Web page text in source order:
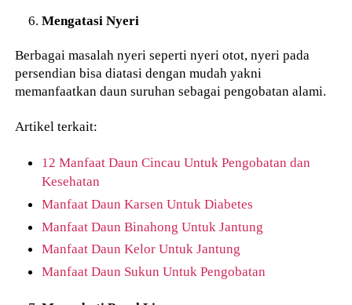
Mengatasi Nyeri
Berbagai masalah nyeri seperti nyeri otot, nyeri pada
persendian bisa diatasi dengan mudah yakni
memanfaatkan daun suruhan sebagai pengobatan alami.
Artikel terkait:
12 Manfaat Daun Cincau Untuk Pengobatan dan
Kesehatan
Manfaat Daun Karsen Untuk Diabetes
Manfaat Daun Binahong Untuk Jantung
Manfaat Daun Kelor Untuk Jantung
Manfaat Daun Sukun Untuk Pengobatan